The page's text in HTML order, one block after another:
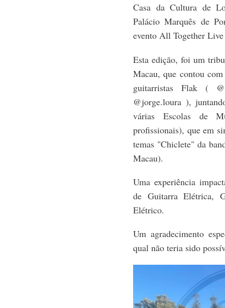
Casa da Cultura de
Palácio Marquês de
evento All Together
Esta edição, foi um
Macau, que contou
guitarristas Flak (
@jorge.loura ),
várias Escolas de
profissionais), que em
temas "Chiclete" da
Macau).
Uma experiência
de Guitarra Elétrica,
Elétrico.
Um agradecimento
qual não teria sido